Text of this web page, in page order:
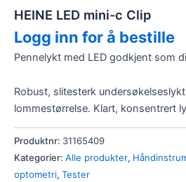
HEINE LED mini-c Clip
Logg inn for å bestille
Pennelykt med LED godkjent som
Robust, slitesterk
lommestørrelse. Klart, konsentrert
Produktnr: 31165409
Kategorier: Alle produkter,
optometri, Tester